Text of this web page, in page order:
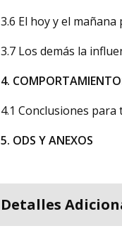
3.6 El hoy y el
3.7 Los demás la
4.
4.1 Conclusiones
5. ODS Y ANEXOS
Detalles